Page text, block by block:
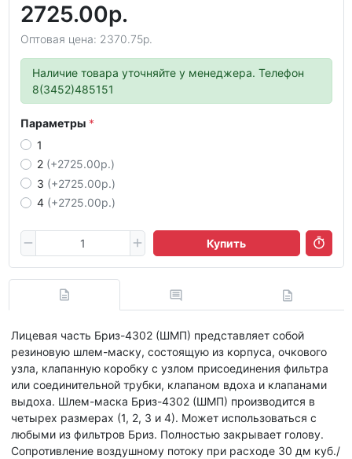
2725.00р.
Оптовая цена: 2370.75р.
Наличие товара уточняйте у менеджера. Телефон
8(3452)485151
Параметры
1
2 (+2725.00р.)
3 (+2725.00р.)
4 (+2725.00р.)
Купить
Лицевая часть Бриз-4302 (ШМП) представляет собой
резиновую шлем-маску, состоящую из корпуса, очкового
узла, клапанную коробку с узлом присоединения фильтра
или соединительной трубки, клапаном вдоха и клапанами
выдоха. Шлем-маска Бриз-4302 (ШМП) производится в
четырех размерах (1, 2, 3 и 4). Может использоваться с
любыми из фильтров Бриз. Полностью закрывает голову.
Сопротивление воздушному потоку при расходе 30 дм куб./